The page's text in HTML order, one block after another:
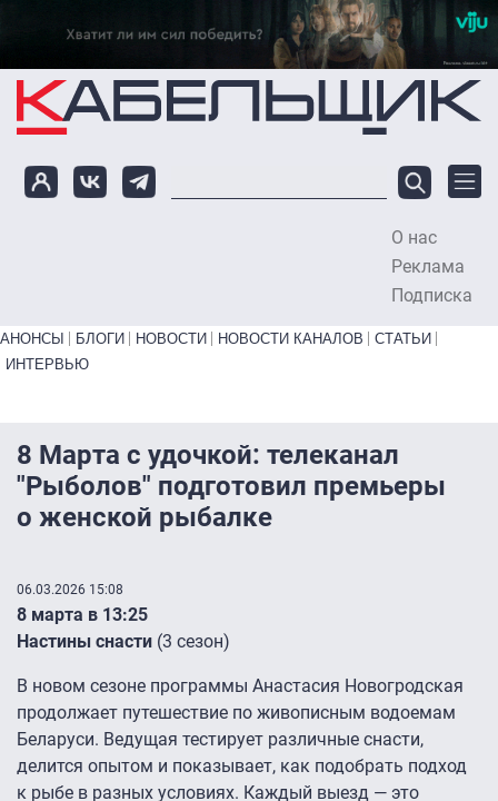
Перейти к основному содержанию
О нас
Реклама
Подписка
Primary links bottom
АНОНСЫ БЛОГИ НОВОСТИ НОВОСТИ КАНАЛОВ
СТАТЬИ
ИНТЕРВЬЮ
8 Марта с удочкой: телеканал
"Рыболов" подготовил премьеры
о женской рыбалке
06.03.2026 15:08
8 марта в 13:25
Настины снасти (3 сезон)
В новом сезоне программы Анастасия Новогродская
продолжает путешествие по живописным водоемам
Беларуси. Ведущая тестирует различные снасти,
делится опытом и показывает, как подобрать подход
к рыбе в разных условиях. Каждый выезд — это